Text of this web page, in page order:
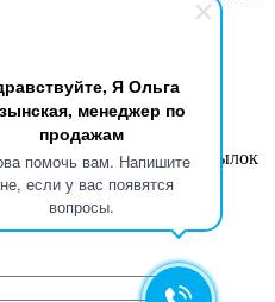
Я Ольга
менеджер по
продажам
помочь вам. Напишите
если у вас появятся
вопросы.
"
Политикой
на получение рассылок
мы перезвоним Вам!